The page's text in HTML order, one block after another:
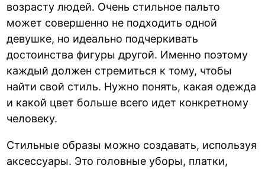
возрасту людей. Очень стильное пальто
может совершенно не подходить одной
девушке, но идеально подчеркивать
достоинства фигуры другой. Именно поэтому
каждый должен стремиться к тому, чтобы
найти свой стиль. Нужно понять, какая одежда
и какой цвет больше всего идет конкретному
человеку.
Стильные образы можно создавать, используя
аксессуары. Это головные уборы, платки,